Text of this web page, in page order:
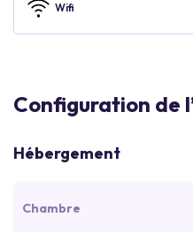
Wifi
Configuration de
Hébergement
Chambre